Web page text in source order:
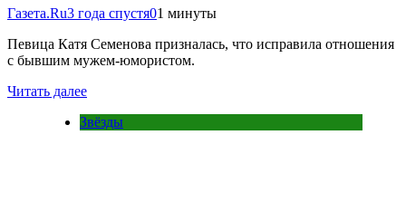
Газета.Ru3 года спустя01 минуты
Певица Катя Семенова призналась, что исправила отношения
с бывшим мужем-юмористом.
Читать далее
Звёзды